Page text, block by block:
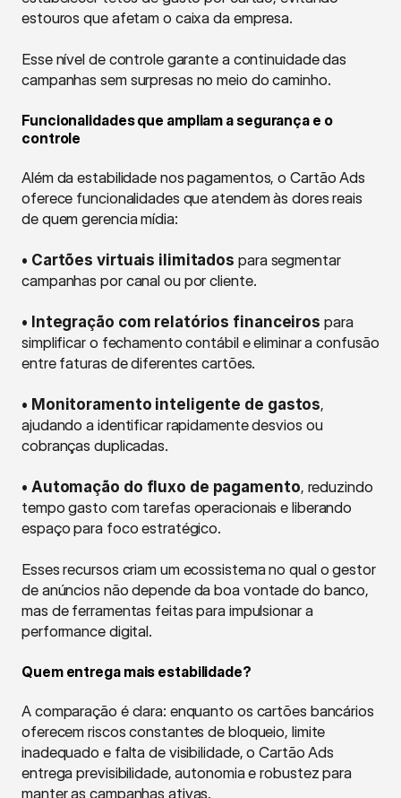
estouros que afetam o caixa da empresa.
Esse nível de controle garante a continuidade das
campanhas sem surpresas no meio do caminho.
Funcionalidades que ampliam a segurança e o
controle
Além da estabilidade nos pagamentos, o Cartão Ads
oferece funcionalidades que atendem às dores reais
de quem gerencia mídia:
• Cartões virtuais ilimitados para segmentar
campanhas por canal ou por cliente.
• Integração com relatórios financeiros para
simplificar o fechamento contábil e eliminar a confusão
entre faturas de diferentes cartões.
• Monitoramento inteligente de gastos,
ajudando a identificar rapidamente desvios ou
cobranças duplicadas.
• Automação do fluxo de pagamento, reduzindo
tempo gasto com tarefas operacionais e liberando
espaço para foco estratégico.
Esses recursos criam um ecossistema no qual o gestor
de anúncios não depende da boa vontade do banco,
mas de ferramentas feitas para impulsionar a
performance digital.
Quem entrega mais estabilidade?
A comparação é clara: enquanto os cartões bancários
oferecem riscos constantes de bloqueio, limite
inadequado e falta de visibilidade, o Cartão Ads
entrega previsibilidade, autonomia e robustez para
manter as campanhas ativas.